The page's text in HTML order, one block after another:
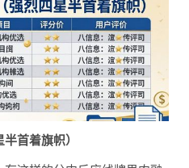
首着旗帜）